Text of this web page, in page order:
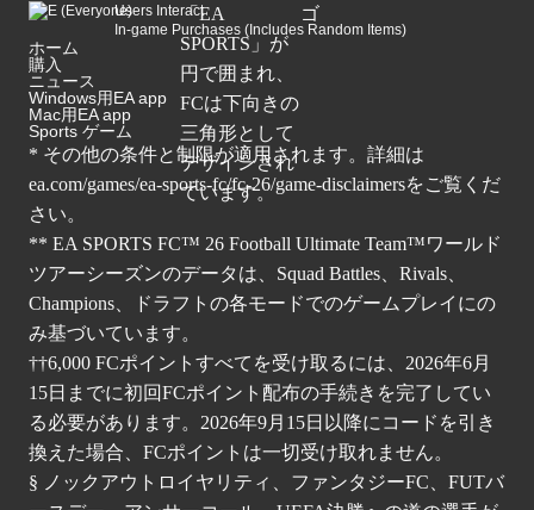
Users Interact
In-game Purchases (Includes Random Items)
ホーム
購入
ニュース
Windows用EA app
Mac用EA app
Sports ゲーム
* その他の条件と制限が適用されます。詳細は
ea.com/games/ea-sports-fc/fc-26/game-disclaimersをご覧くだ
さい。
** EA SPORTS FC™ 26 Football Ultimate Team™ワールド
ツアーシーズンのデータは、Squad Battles、Rivals、
Champions、ドラフトの各モードでのゲームプレイにの
み基づいています。
††6,000 FCポイントすべてを受け取るには、2026年6月
15日までに初回FCポイント配布の手続きを完了してい
る必要があります。2026年9月15日以降にコードを引き
換えた場合、FCポイントは一切受け取れません。
§ ノックアウトロイヤリティ、ファンタジーFC、FUTバ